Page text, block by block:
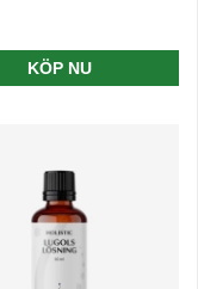
KÖP NU